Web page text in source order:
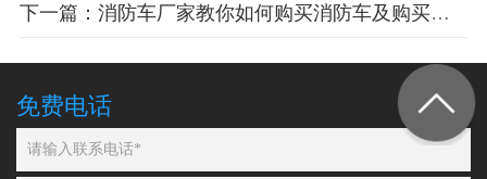
下一篇：消防车厂家教你如何购买消防车及购买注意事项
免费电话